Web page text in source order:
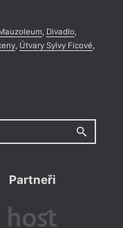
, Divadlo,
, Útvary Sylvy Ficové,
Partneři